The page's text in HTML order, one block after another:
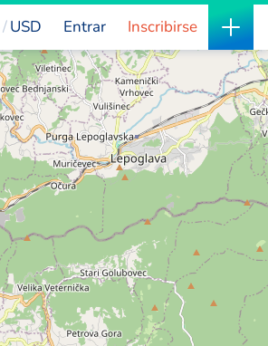
USD Entrar Inscribirse